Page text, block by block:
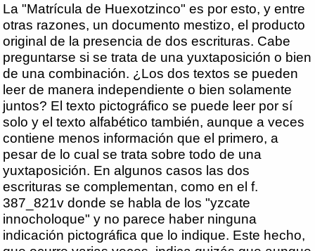
La "Matrícula de Huexotzinco" es por esto, y entre
otras razones, un documento mestizo, el producto
original de la presencia de dos escrituras. Cabe
preguntarse si se trata de una yuxtaposición o bien
de una combinación. ¿Los dos textos se pueden
leer de manera independiente o bien solamente
juntos? El texto pictográfico se puede leer por sí
solo y el texto alfabético también, aunque a veces
contiene menos información que el primero, a
pesar de lo cual se trata sobre todo de una
yuxtaposición. En algunos casos las dos
escrituras se complementan, como en el f.
387_821v donde se habla de los "yzcate
innocholoque" y no parece haber ninguna
indicación pictográfica que lo indique. Este hecho,